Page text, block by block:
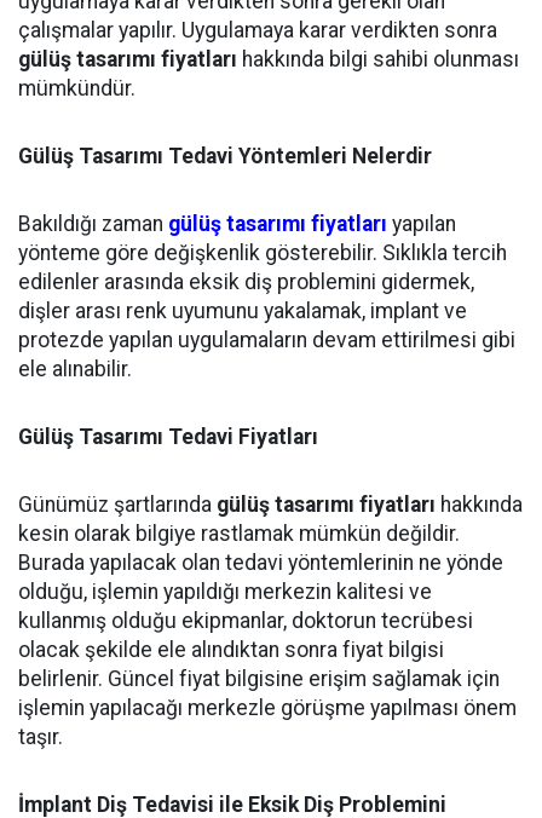
çalışmalar yapılır. Uygulamaya karar verdikten sonra
gülüş tasarımı fiyatları hakkında bilgi sahibi olunması
mümkündür.
Gülüş Tasarımı Tedavi Yöntemleri Nelerdir
Bakıldığı zaman gülüş tasarımı fiyatları yapılan
yönteme göre değişkenlik gösterebilir. Sıklıkla tercih
edilenler arasında eksik diş problemini gidermek,
dişler arası renk uyumunu yakalamak, implant ve
protezde yapılan uygulamaların devam ettirilmesi gibi
ele alınabilir.
Gülüş Tasarımı Tedavi Fiyatları
Günümüz şartlarında gülüş tasarımı fiyatları hakkında
kesin olarak bilgiye rastlamak mümkün değildir.
Burada yapılacak olan tedavi yöntemlerinin ne yönde
olduğu, işlemin yapıldığı merkezin kalitesi ve
kullanmış olduğu ekipmanlar, doktorun tecrübesi
olacak şekilde ele alındıktan sonra fiyat bilgisi
belirlenir. Güncel fiyat bilgisine erişim sağlamak için
işlemin yapılacağı merkezle görüşme yapılması önem
taşır.
İmplant Diş Tedavisi ile Eksik Diş Problemini